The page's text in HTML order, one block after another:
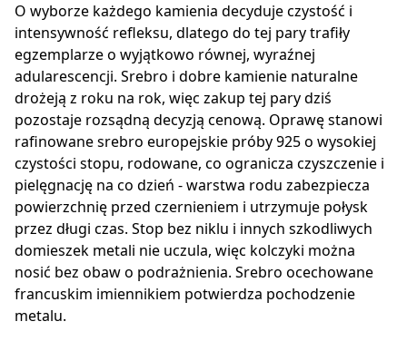
O wyborze każdego kamienia decyduje czystość i
intensywność refleksu, dlatego do tej pary trafiły
egzemplarze o wyjątkowo równej, wyraźnej
adularescencji. Srebro i dobre kamienie naturalne
drożeją z roku na rok, więc zakup tej pary dziś
pozostaje rozsądną decyzją cenową. Oprawę stanowi
rafinowane srebro europejskie próby 925 o wysokiej
czystości stopu, rodowane, co ogranicza czyszczenie i
pielęgnację na co dzień - warstwa rodu zabezpiecza
powierzchnię przed czernieniem i utrzymuje połysk
przez długi czas. Stop bez niklu i innych szkodliwych
domieszek metali nie uczula, więc kolczyki można
nosić bez obaw o podrażnienia. Srebro ocechowane
francuskim imiennikiem potwierdza pochodzenie
metalu.